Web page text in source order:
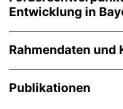
Entwicklung in
Rahmendaten und
Publikationen